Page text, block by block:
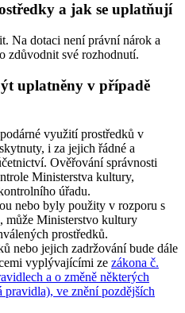
a jak se uplatňují
Na dotaci není právní nárok a
zdůvodnit své rozhodnutí.
uplatněny v případě
využití prostředků v
i za jejich řádné a
Ověřování správnosti
Ministerstva kultury,
úřadu.
nebo byly použity v rozporu s
může Ministerstvo kultury
prostředků.
nebo jejich zadržování bude dále
vyplývajícími ze zákona č.
a o změně některých
ve znění pozdějších